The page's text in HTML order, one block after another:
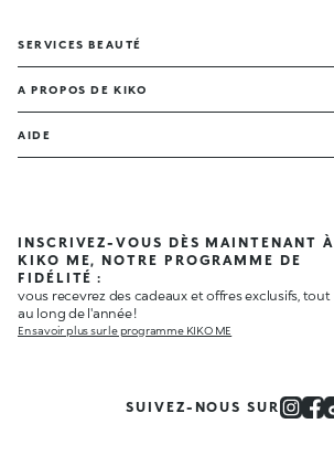
SERVICES BEAUTÉ
A PROPOS DE KIKO
AIDE
INSCRIVEZ-VOUS DÈS MAINTENANT À
KIKO ME, NOTRE PROGRAMME DE
FIDÉLITÉ :
vous recevrez des cadeaux et offres exclusifs, tout
au long de l'année !
En savoir plus sur le programme KIKO ME
SUIVEZ-NOUS SUR